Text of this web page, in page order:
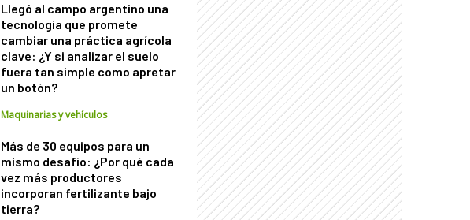
Llegó al campo argentino una
tecnología que promete
cambiar una práctica agrícola
clave: ¿Y si analizar el suelo
fuera tan simple como apretar
un botón?
Maquinarias y vehículos
Más de 30 equipos para un
mismo desafío: ¿Por qué cada
vez más productores
incorporan fertilizante bajo
tierra?